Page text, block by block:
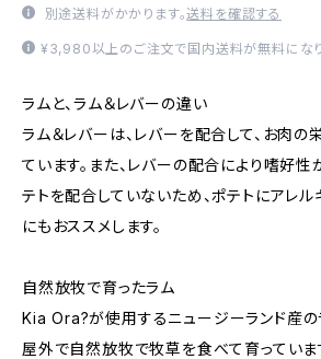
別途送料がかかります。送料を確認する
¥3,980以上のご注文で国内送料が無料になり
ラムと、ラム＆レバーの違い
ラム＆レバーは、レバーを配合して、お肉の
ています。また、レバーの配合により嗜好性
テトを配合していないため、ポテトにアレ
にもおススメします。
自然放牧で育ったラム
Kia Ora?が使用するニュージーランド産の
屋外で自然放牧で牧草を食べて育っていま